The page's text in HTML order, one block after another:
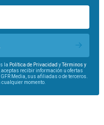
la Política de Privacidad yTérminos y
aceptas recibir información u ofertas
Media, sus afiliadas o de terceros.
momento.